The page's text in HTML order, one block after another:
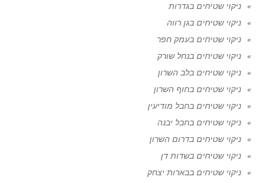
ניקוי שטיחים בגדרות
ניקוי שטיחים בגן רווה
ניקוי שטיחים בעמק חפר
ניקוי שטיחים בנחל שורק
ניקוי שטיחים בלב השרון
ניקוי שטיחים בחוף השרון
ניקוי שטיחים בחבל מודיעין
ניקוי שטיחים בחבל יבנה
ניקוי שטיחים בדרום השרון
ניקוי שטיחים בשדות דן
ניקוי שטיחים בבארות יצחק